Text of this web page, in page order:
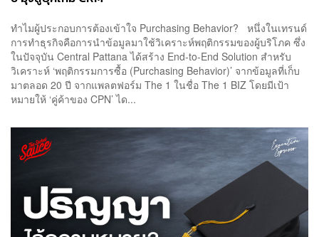
ทำไมผู้ประกอบการต้องเข้าใจ Purchasing Behavior? หนึ่งในเทรนด์
การทำธุรกิจคือการนำข้อมูลมาใช้วิเคราะห์พฤติกรรมของผู้บริโภค ซึ่ง
ในปัจจุบัน Central Pattana ได้สร้าง End-to-End Solution สำหรับ
วิเคราะห์ ‘พฤติกรรมการซื้อ (Purchasing Behavior)’ จากข้อมูลที่เก็บ
มาตลอด 20 ปี จากแพลตฟอร์ม The 1 ในชื่อ The 1 BIZ โดยมีเป้า
หมายให้ ‘คู่ค้าของ CPN’ ได...